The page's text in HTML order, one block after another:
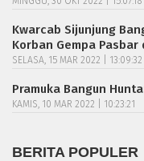
Kwarcab Sijunjung
Korban Gempa Pasbar
SELASA, 15 MAR 2022 | 13:09:32
Pramuka Bangun
KAMIS, 10 MAR 2022 | 10:23:21
BERITA POPULER